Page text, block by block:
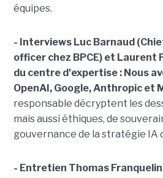
équipes.
- Interviews Luc Barnaud
officer chez BPCE) et Laurent
du centre d'expertise : Nous
OpenAI, Google, Anthropic et
responsable décryptent les
mais aussi éthiques, de
gouvernance de la stratégie IA
- Entretien Thomas Franquelin,